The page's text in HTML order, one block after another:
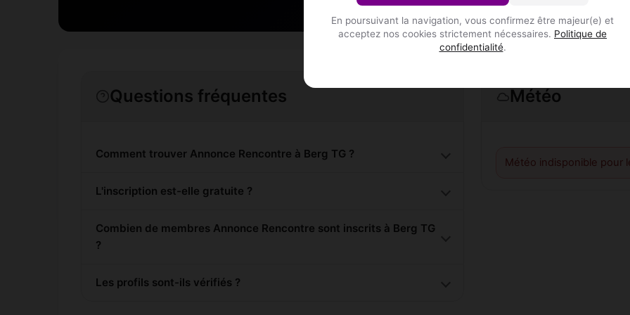
En poursuivant la navigation, vous confirmez être majeur(e) et
acceptez nos cookies strictement nécessaires. Politique de
confidentialité.
Questions fréquentes
Comment trouver Annonce Rencontre à Berg TG ?
L'inscription est-elle gratuite ?
Combien de membres Annonce Rencontre sont inscrits à Berg TG
?
Les profils sont-ils vérifiés ?
Météo
Météo indisponible pour